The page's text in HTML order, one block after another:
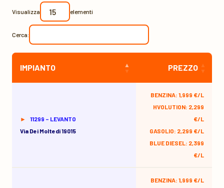
Visualizza elementi
Cerca:
IMPIANTO PREZZO
11299 – LEVANTO
Via Dei Moltedi 19015
BENZINA: 1,999 €/L
HVOLUTION: 2,299
€/L
GASOLIO: 2,299 €/L
BLUE DIESEL: 2,399
€/L
BENZINA: 1,999 €/L